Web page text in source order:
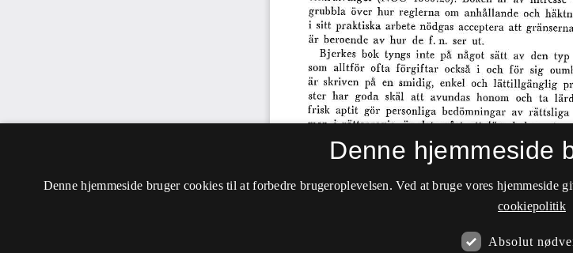
Denne hjemmeside
Denne hjemmeside bruger cookies til at forbedre brugeroplevelsen. Ved at bruge vores
cookiepolitik
Absolut